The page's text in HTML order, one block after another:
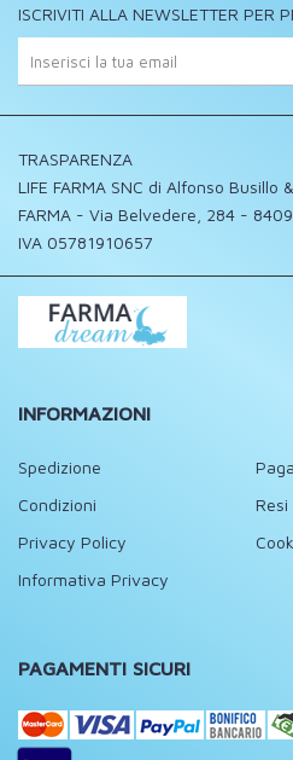
ISCRIVITI ALLA NEWSLETTER PER
TRASPARENZA
LIFE FARMA SNC di Alfonso Busillo
FARMA - Via Belvedere, 284 -
IVA 05781910657
INFORMAZIONI
Spedizione
Condizioni
Privacy Policy
Informativa Privacy
PAGAMENTI SICURI